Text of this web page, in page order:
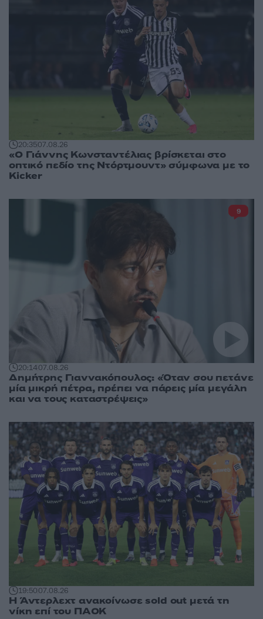
20:3507.08.26
«Ο Γιάννης Κωνσταντέλιας βρίσκεται στο
οπτικό πεδίο της Ντόρτμουντ» σύμφωνα με το
Kicker
20:1407.08.26
Δημήτρης Γιαννακόπουλος: «Όταν σου πετάνε
μία μικρή πέτρα, πρέπει να πάρεις μία μεγάλη
και να τους καταστρέψεις»
9
19:5007.08.26
Η Άντερλεχτ ανακοίνωσε sold out μετά τη
νίκη επί του ΠΑΟΚ